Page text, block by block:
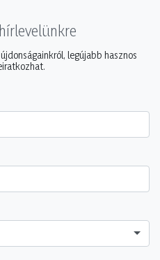
legújabb hasznos